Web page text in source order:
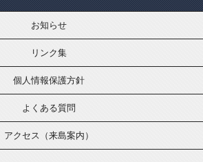
お知らせ
リンク集
個人情報保護方針
よくある質問
アクセス（来島案内）